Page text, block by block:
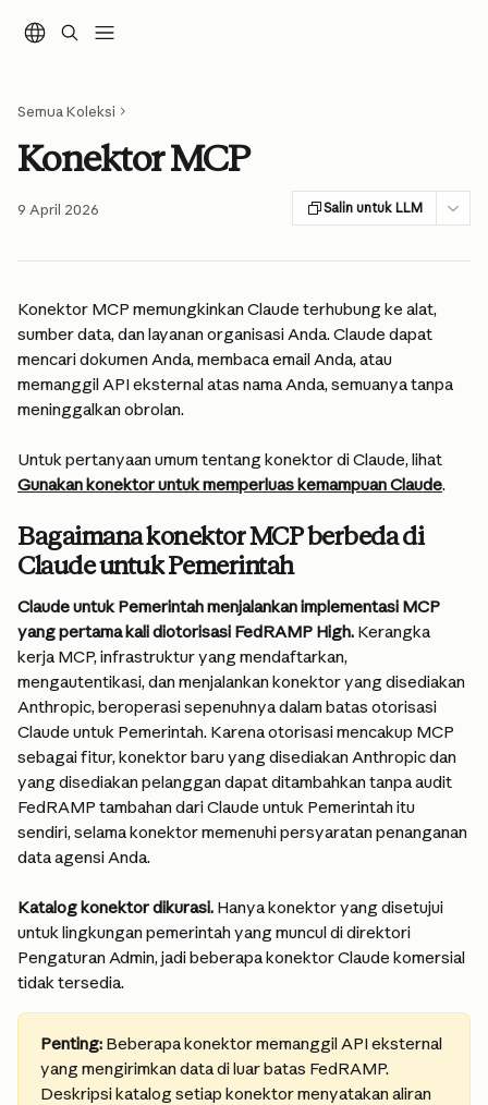
Semua Koleksi
Konektor MCP
9 April 2026 Salin untuk LLM
Konektor MCP memungkinkan Claude terhubung ke alat,
sumber data, dan layanan organisasi Anda. Claude dapat
mencari dokumen Anda, membaca email Anda, atau
memanggil API eksternal atas nama Anda, semuanya tanpa
meninggalkan obrolan.
Untuk pertanyaan umum tentang konektor di Claude, lihat
Gunakan konektor untuk memperluas kemampuan Claude.
Bagaimana konektor MCP berbeda di
Claude untuk Pemerintah
Claude untuk Pemerintah menjalankan implementasi MCP
yang pertama kali diotorisasi FedRAMP High. Kerangka
kerja MCP, infrastruktur yang mendaftarkan,
mengautentikasi, dan menjalankan konektor yang disediakan
Anthropic, beroperasi sepenuhnya dalam batas otorisasi
Claude untuk Pemerintah. Karena otorisasi mencakup MCP
sebagai fitur, konektor baru yang disediakan Anthropic dan
yang disediakan pelanggan dapat ditambahkan tanpa audit
FedRAMP tambahan dari Claude untuk Pemerintah itu
sendiri, selama konektor memenuhi persyaratan penanganan
data agensi Anda.
Katalog konektor dikurasi. Hanya konektor yang disetujui
untuk lingkungan pemerintah yang muncul di direktori
Pengaturan Admin, jadi beberapa konektor Claude komersial
tidak tersedia.
Penting: Beberapa konektor memanggil API eksternal
yang mengirimkan data di luar batas FedRAMP.
Deskripsi katalog setiap konektor menyatakan aliran